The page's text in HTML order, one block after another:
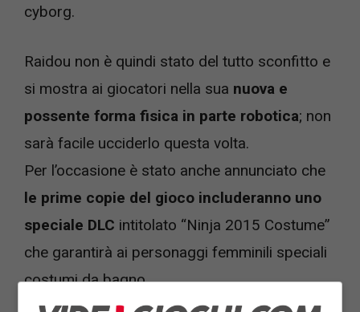
cyborg.
Raidou non è quindi stato del tutto sconfitto e
si mostra ai giocatori nella sua nuova e
possente forma fisica in parte robotica; non
sarà facile ucciderlo questa volta.
Per l’occasione è stato anche annunciato che
le prime copie del gioco includeranno uno
speciale DLC intitolato “Ninja 2015 Costume”
che garantirà ai personaggi femminili speciali
costumi da bagno.